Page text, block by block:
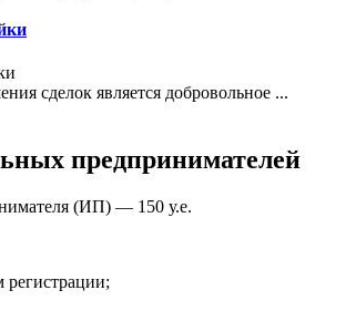
сделок является добровольное ...
предпринимателей
(ИП) — 150 у.е.
регистрации;